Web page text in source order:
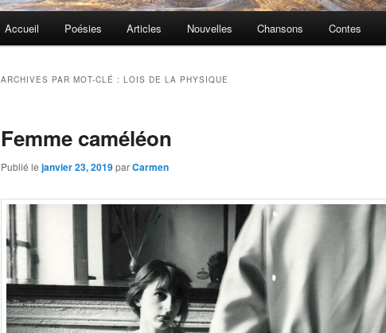
Accueil Poésies Articles Nouvelles Chansons Contes
ARCHIVES PAR MOT-CLÉ : LOIS DE LA PHYSIQUE
Femme caméléon
Publié le janvier 23, 2019parCarmen